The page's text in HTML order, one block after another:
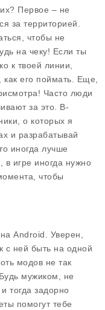
Первое – не
за территорией.
чтобы не
на чеку! Если ты
к твоей линии,
его поймать. Еще,
Часто люди
за это. В-
о которых я
и разрабатывай
иногда лучше
в игре иногда нужно
чтобы
на Android. Уверен,
с ней быть на одной
модов не так
мужиком, не
тогда задорно
помогут тебе